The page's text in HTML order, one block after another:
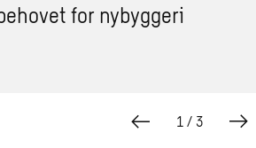
for nybyggeri
1 / 3